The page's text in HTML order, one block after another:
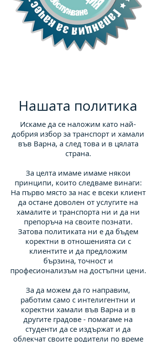
Нашата политика
Искаме да се наложим като най-
добрия избор за транспорт и хамали
във Варна, а след това и в цялата
страна.
За целта имаме имаме някои
принципи, които следваме винаги:
На първо място за нас е всеки клиент
да остане доволен от услугите на
хамалите и транспорта ни и да ни
препоръча на своите познати.
Затова политиката ни е да бъдем
коректни в отношенията си с
клиентите и да предложим
бързина, точност и
професионализъм на достъпни цени.
За да можем да го направим,
работим само с интелигентни и
коректни хамали във Варна и в
другите градове - помагаме на
студенти да се издържат и да
облекчат своите родители по време